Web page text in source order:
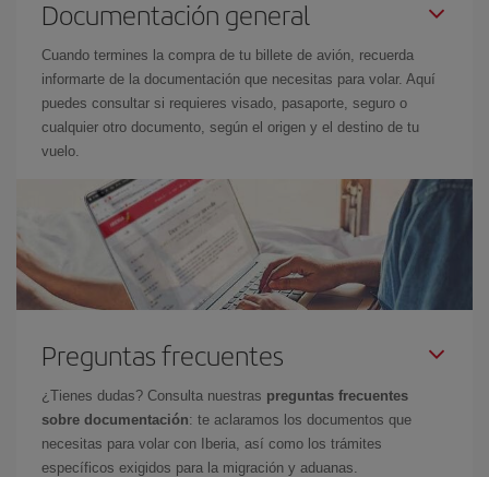
Documentación general
Cuando termines la compra de tu billete de avión, recuerda
informarte de la documentación que necesitas para volar. Aquí
puedes consultar si requieres visado, pasaporte, seguro o
cualquier otro documento, según el origen y el destino de tu
vuelo.
Preguntas frecuentes
¿Tienes dudas? Consulta nuestras preguntas frecuentes
sobre documentación: te aclaramos los documentos que
necesitas para volar con Iberia, así como los trámites
específicos exigidos para la migración y aduanas.